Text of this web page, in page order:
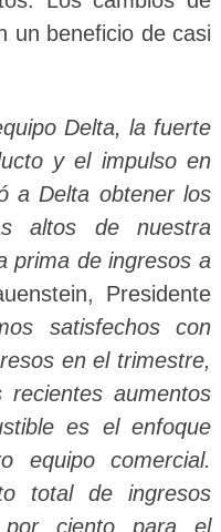
un beneficio de casi
Delta, la fuerte
y el impulso en
a Delta obtener los
altos de nuestra
prima de ingresos a
Presidente
satisfechos con
en el trimestre,
aumentos
es el enfoque
equipo comercial.
total de ingresos
ciento para el